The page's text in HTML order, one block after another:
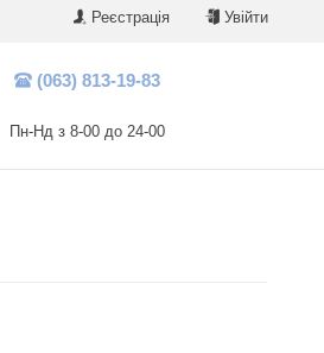
Реєстрація Увійти
(063) 813-19-83
Пн-Нд з 8-00 до 24-00